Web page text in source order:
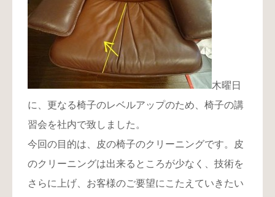
木曜日
に、更なる椅子のレベルアップのため、椅子の講
習会を社内で致しました。
今回の目的は、皮の椅子のクリーニングです。皮
のクリーニングは出来るところが少なく、技術を
さらに上げ、お客様のご要望にこたえていきたい